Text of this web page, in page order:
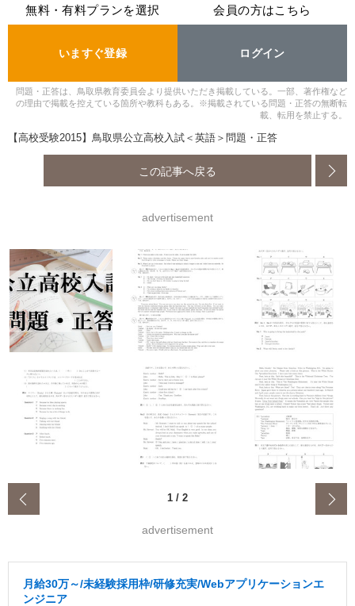
無料・有料プランを選択
いますぐ登録
会員の方はこちら
ログイン
問題・正答は、鳥取県教育委員会より提供いただき掲載している。一部、著作権など
の理由で掲載を控えている箇所や教科もある。※掲載されている問題・正答の無断転
載、転用を禁止する。
【高校受験2015】鳥取県公立高校入試＜英語＞問題・正答
この記事へ戻る
advertisement
1 / 2
advertisement
月給30万～/未経験採用枠/研修充実/Webアプリケーションエ
ンジニア